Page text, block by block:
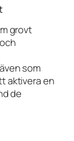
grovt
som
aktivera en
de